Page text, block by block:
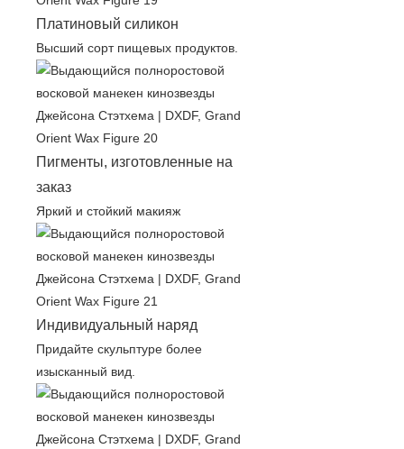
Платиновый силикон
Высший сорт пищевых продуктов.
Пигменты, изготовленные на
заказ
Яркий и стойкий макияж
Индивидуальный наряд
Придайте скульптуре более
изысканный вид.